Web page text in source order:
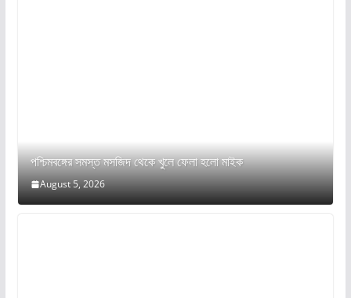
পশ্চিমবঙ্গের সমস্ত মসজিদ থেকে খুলে ফেলা হলো মাইক
August 5, 2026